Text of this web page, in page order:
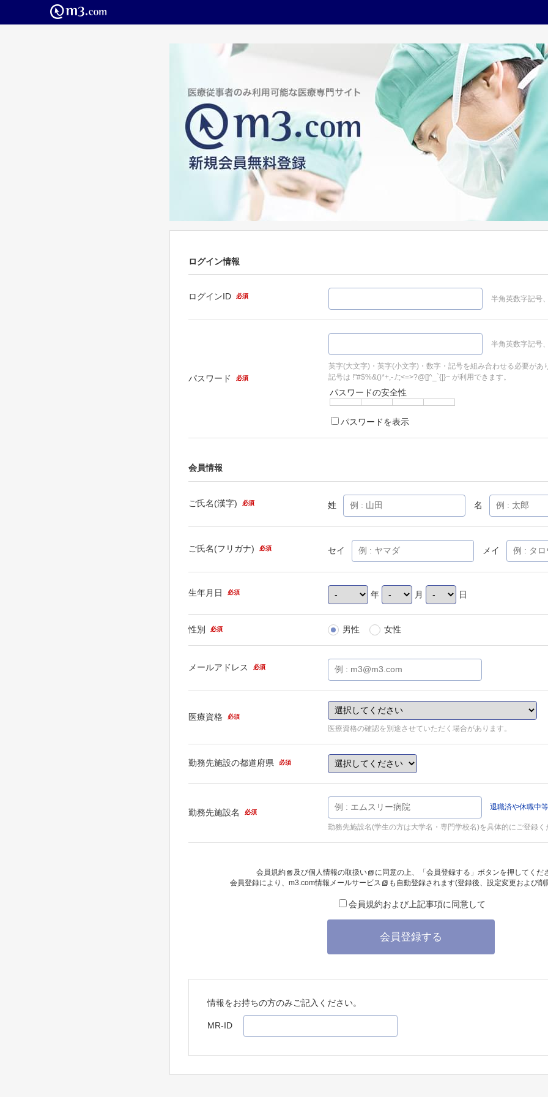
ログイン情報
ログインID 必須 半角英数字記号
パスワード 必須
半角英数字記号
英字(大文字)・英字(小文字)・数字・記号を組み合わせる必要があ
記号は !"#$%&()*+,-./:;<=>?@[]^_`{|}~ が利用できます。
パスワードの安全性
パスワードを表示
会員情報
ご氏名(漢字) 必須 姓 名
ご氏名(フリガナ) 必須 セイ メイ
生年月日 必須 年 月 日
性別 必須 男性 女性
メールアドレス 必須
医療資格 必須
医療資格の確認を別途させていただく場合があります。
勤務先施設の都道府県 必須
勤務先施設名 必須
退職済や休職中
勤務先施設名(学生の方は大学名・専門学校名)を具体的にご登録く
会員規約 及び個人情報の取扱い
に同意の上、「会員登録する」ボタンを押してくだ
会員登録により、 m3.com情報メールサービス も自動登録されます(登録後、設定変更および
会員規約および上記事項に同意して
会員登録する
情報をお持ちの方のみご記入ください。
MR-ID